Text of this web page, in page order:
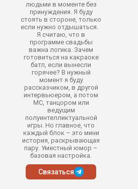
людьми в моменте без
принуждения. Я буду
стоять в стороне, только
если нужно отдышаться.
Я считаю, что в
программе свадьбы
важна логика. Зачем
готовиться на какраоке
батл, если вынесли
горячее? В нужный
момент я буду
рассказчиком, в другой
интервьюером, а потом
МС, танцором или
ведущим
полуинтелликтуальной
игры. Но главное, что
каждый блок – это мини
история, раскрывающая
пару. Уместный юмор –
базовая настройка.
Связаться